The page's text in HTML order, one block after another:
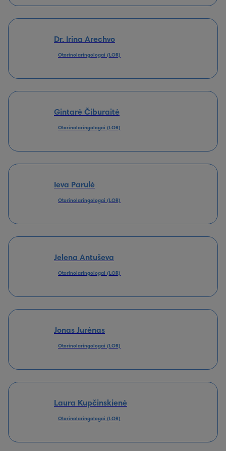
Dr. Irina Arechvo
Otorinolaringologai (LOR)
Gintarė Čiburaitė
Otorinolaringologai (LOR)
Ieva Parulė
Otorinolaringologai (LOR)
Jelena Antuševa
Otorinolaringologai (LOR)
Jonas Jurėnas
Otorinolaringologai (LOR)
Laura Kupčinskienė
Otorinolaringologai (LOR)